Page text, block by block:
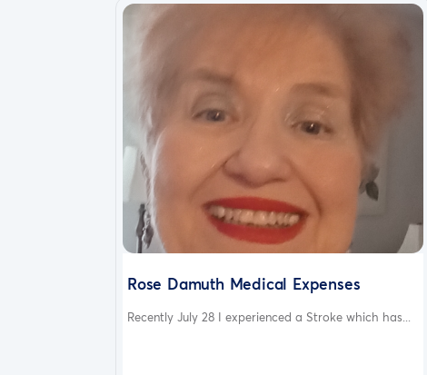
Rose Damuth Medical Expenses
Recently July 28 I experienced a Stroke which has...